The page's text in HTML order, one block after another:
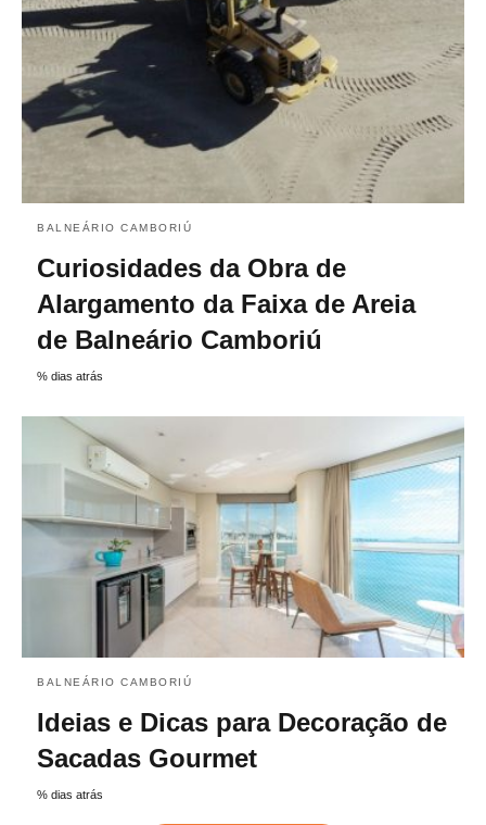
BALNEÁRIO CAMBORIÚ
Curiosidades da Obra de
Alargamento da Faixa de Areia
de Balneário Camboriú
% dias atrás
BALNEÁRIO CAMBORIÚ
Ideias e Dicas para Decoração de
Sacadas Gourmet
% dias atrás